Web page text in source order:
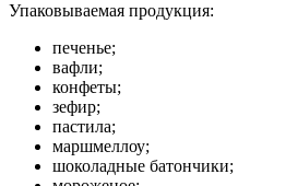
Упаковываемая продукция:
печенье;
вафли;
конфеты;
зефир;
пастила;
маршмеллоу;
шоколадные батончики;